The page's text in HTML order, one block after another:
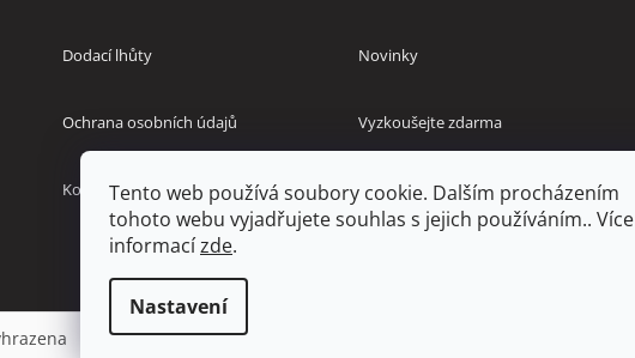
Tento web používá soubory cookie. Dalším procházením
tohoto webu vyjadřujete souhlas s jejich používáním.. Více
informacízde.
Nastavení
Dodací lhůty
Ochrana osobních údajů
Kontakty
Novinky
Vyzkoušejte zdarma